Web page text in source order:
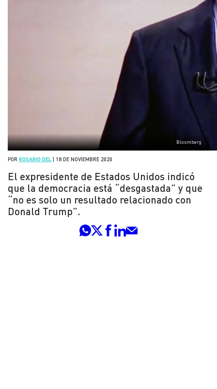
Bloomberg
POR ROSARIO DEL 18 DE NOVIEMBRE 2020
El expresidente de Estados Unidos indicó
que la democracia está “desgastada” y que
“no es solo un resultado relacionado con
Donald Trump”.